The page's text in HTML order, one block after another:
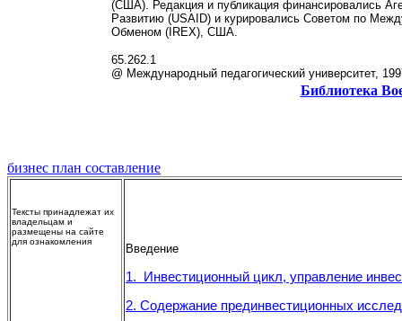
(США). Редакция и публикация финансировались
Развитию (USAID) и курировались Советом по
Обменом (IREX), США.
65.262.1
@ Международный педагогический университет,
Библиотека
бизнес план составление
Тексты принадлежат их
владельцам и
размещены на сайте
для ознакомления
Введение
1.
Инвестиционный цикл, управление
2. Содержание прединвестиционных